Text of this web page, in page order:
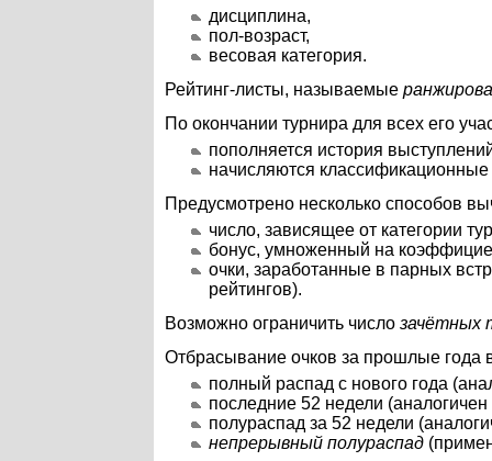
дисциплина,
пол-возраст,
весовая категория.
Рейтинг-листы, называемые
По окончании турнира для всех его
пополняется история
начисляются классификационные
Предусмотрено несколько способов
число, зависящее от категории
бонус, умноженный на
очки, заработанные в парных
рейтингов).
Возможно ограничить число зачётных
Отбрасывание очков за прошлые года
полный распад с нового года
последние 52 недели
полураспад за 52 недели
непрерывный полураспад